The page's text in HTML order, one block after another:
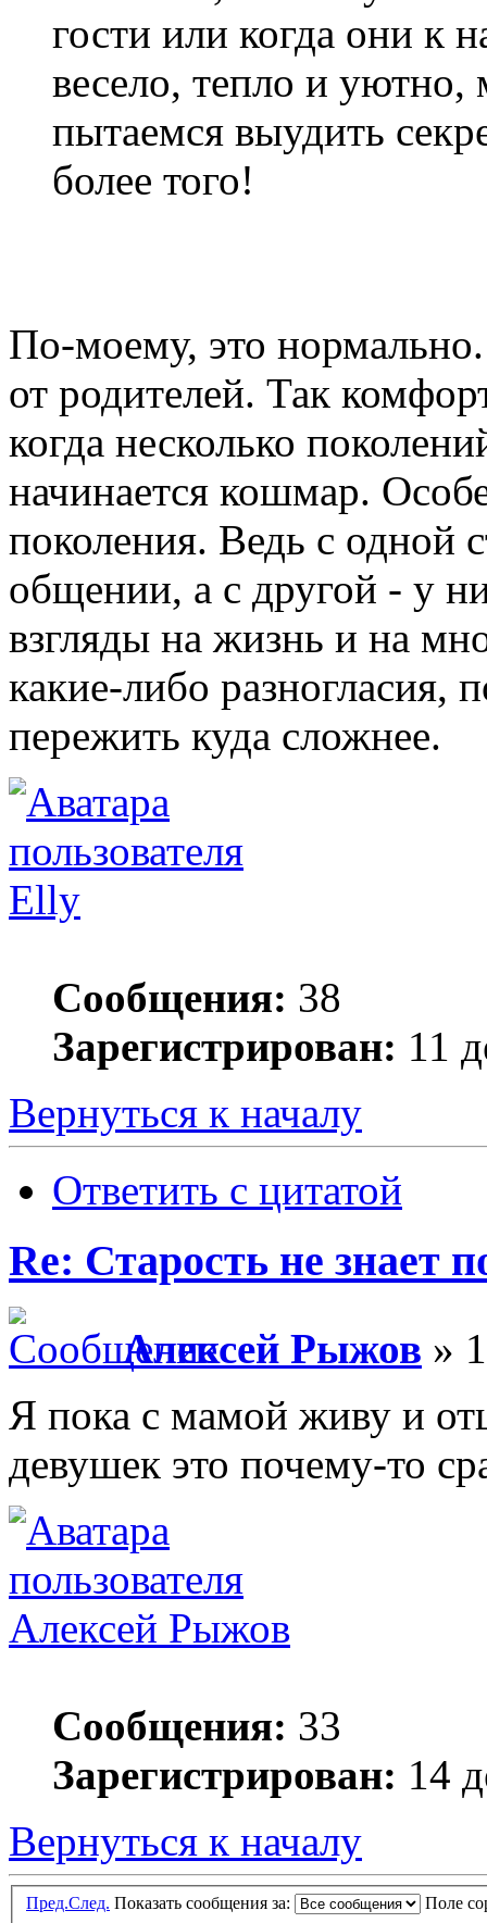
гости или когда они к
весело, тепло и
пытаемся выудить
более того!
По-моему, это
от родителей. Так
когда несколько
начинается кошмар.
поколения. Ведь с одной
общении, а с другой - у
взгляды на жизнь и на
какие-либо разногласия,
пережить куда сложнее.
Elly
Сообщения: 38
Зарегистрирован: 11
Вернуться к началу
Ответить с цитатой
Re: Старость не знает
Алексей Рыжов »
Я пока с мамой живу и
девушек это почему-то
Алексей Рыжов
Сообщения: 33
Зарегистрирован: 14
Вернуться к началу
Пред.След. Показать сообщения за: Поле